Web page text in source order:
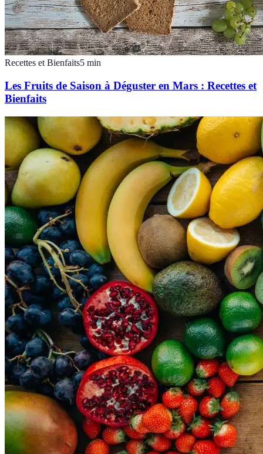
Recettes et Bienfaits5 min
Les Fruits de Saison à Déguster en Mars : Recettes et
Bienfaits